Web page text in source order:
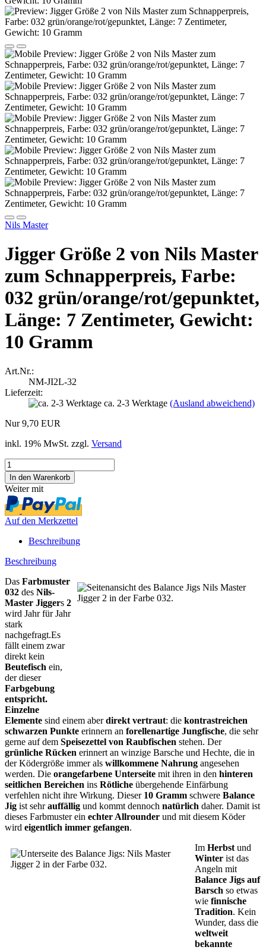
Nils Master
Jigger Größe 2 von Nils Master
zum Schnapperpreis, Farbe:
032 grün/orange/rot/gepunktet,
Länge: 7 Zentimeter, Gewicht:
10 Gramm
Art.Nr.:
NM-JI2L-32
Lieferzeit:
ca. 2-3 Werktage (Ausland abweichend)
Nur 9,70 EUR
inkl. 19% MwSt. zzgl. Versand
Weiter mit
Auf den Merkzettel
Beschreibung
Beschreibung
Das Farbmuster
032 des Nils-
Master Jiggers 2
wird Jahr für Jahr
stark
nachgefragt.Es
fällt einem zwar
direkt kein
Beutefisch ein,
der dieser
Farbgebung
entspricht.
Einzelne
Elemente sind einem aberdirekt vertraut: die kontrastreichen
schwarzen Punkte erinnern an forellenartige Jungfische, die sehr
gerne auf dem Speisezettel von Raubfischen stehen. Der
grünliche Rücken erinnert an winzige Barsche und Hechte, die in
der Ködergröße immer als willkommene Nahrung angesehen
werden. Die orangefarbene Unterseite mit ihren in den hinteren
seitlichen Bereichen ins Rötliche übergehende Einfärbung
verfehlen nicht ihre Wirkung. Dieser 10 Gramm schwere Balance
Jig ist sehrauffällig und kommt dennoch natürlich daher. Damit ist
dieses Farbmuster ein echter Allrounder und mit diesem Köder
wird eigentlich immer gefangen.
Im Herbst und
Winter ist das
Angeln mit
Balance Jigs auf
Barsch so etwas
wie finnische
Tradition. Kein
Wunder, dass die
weltweit
bekannte